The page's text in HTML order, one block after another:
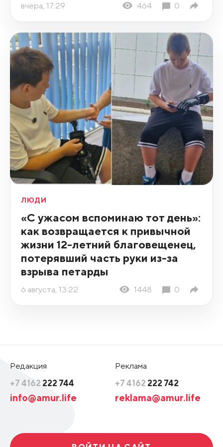
вчера, 17:29 464 0
ЛЮДИ
«С ужасом вспоминаю тот день»:
как возвращается к привычной
жизни 12-летний благовещенец,
потерявший часть руки из-за
взрыва петарды
6 августа, 13:22 1448 0
Редакция
+7 4162 222 744
info@amur.life
Реклама
+7 4162 222 742
reklama@amur.life